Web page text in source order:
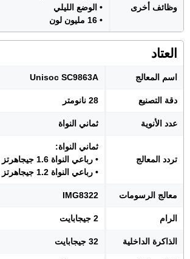
وظائف أخرى
• الوضع الليلي
• 16 مليون لون
العتاد
اسم المعالج Unisoc SC9863A
دقة التصنيع 28 نانومتر
عدد الأنوية ثماني النواة
تردد المعالج
ثماني النواة:
• رباعي النواة 1.6 جيجاهرتز
• رباعي النواة 1.2 جيجاهرتز
معالج الرسومات IMG8322
الرام 2 جيجابايت
الذاكرة الداخلية 32 جيجابايت